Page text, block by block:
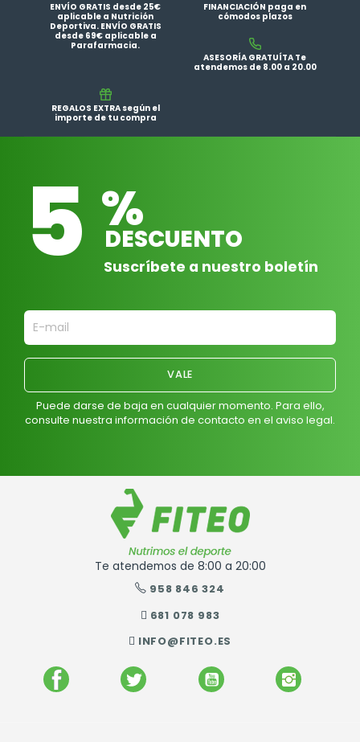
ENVÍO GRATIS desde 25€
aplicable a Nutrición
Deportiva. ENVÍO GRATIS
desde 69€ aplicable a
Parafarmacia.
FINANCIACIÓN paga en
cómodos plazos
ASESORÍA GRATUÍTA Te
atendemos de 8.00 a 20.00
REGALOS EXTRA según el
importe de tu compra
5 %
DESCUENTO
Suscríbete a nuestro boletín
Puede darse de baja en cualquier momento. Para ello,
consulte nuestra información de contacto en el aviso legal.
Te atendemos de 8:00 a 20:00
958 846 324
681 078 983
INFO@FITEO.ES
FACEBOOK TWITTER YOUTUBE